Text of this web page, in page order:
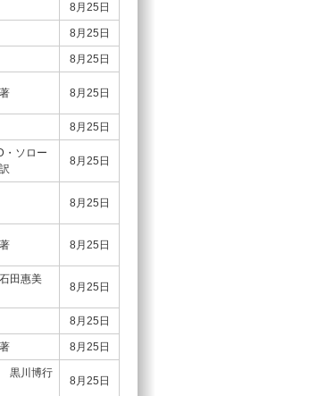
8月25日
8月25日
8月25日
8月25日
8月25日
・ソロー
8月25日
8月25日
8月25日
田惠美
8月25日
8月25日
8月25日
黒川博行
8月25日